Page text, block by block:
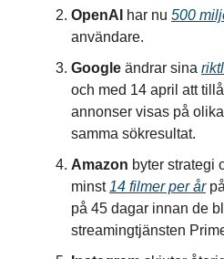
OpenAI
har nu 500
användare.
Google ändrar sina
och med 14 april att
annonser visas på
samma sökresultat.
Amazon byter strategi
minst 14 filmer per år
på 45 dagar innan de
streamingtjänsten